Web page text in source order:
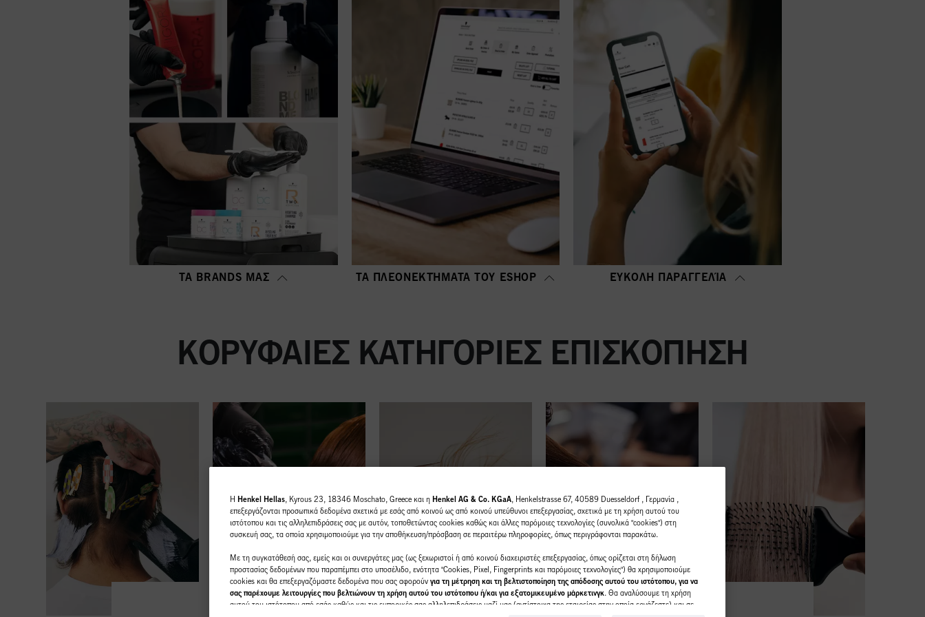
ΤΑ BRANDS ΜΑΣ ΤΑ ΠΛΕΟΝΕΚΤΉΜΑΤΑ ΤΟΥ ΕSHOP ΕΎΚΟΛΗ ΠΑΡΑΓΓΕΛΊΑ
ΚΟΡΥΦΑΊΕΣ ΚΑΤΗΓΟΡΊΕΣ ΕΠΙΣΚΌΠΗΣΗ
H Henkel Hellas, Kyrous 23, 18346 Moschato, Greece και η Henkel AG & Co. KGaA, Henkelstrasse 67, 40589 Duesseldorf , Γερμανία ,
επεξεργάζονται προσωπικά δεδομένα σχετικά με εσάς από κοινού ως από κοινού υπεύθυνοι επεξεργασίας, σχετικά με τη χρήση αυτού του
ιστότοπου και τις αλληλεπιδράσεις σας με αυτόν, τοποθετώντας cookies καθώς και άλλες παρόμοιες τεχνολογίες (συνολικά "cookies") στη
συσκευή σας, τα οποία χρησιμοποιούμε για την αποθήκευση/πρόσβαση σε περαιτέρω πληροφορίες, όπως περιγράφονται παρακάτω.
Με τη συγκατάθεσή σας, εμείς και οι συνεργάτες μας (ως ξεχωριστοί ή από κοινού διαχειριστές επεξεργασίας, όπως ορίζεται στη δήλωση
προστασίας δεδομένων που παραπέμπει στο υποσέλιδο, ενότητα "Cookies, Pixel, Fingerprints και παρόμοιες τεχνολογίες") θα χρησιμοποιούμε
cookies και θα επεξεργαζόμαστε δεδομένα που σας αφορούν για τη μέτρηση και τη βελτιστοποίηση της απόδοσης αυτού του ιστότοπου, για να
σας παρέχουμε λειτουργίες που βελτιώνουν τη χρήση αυτού του ιστότοπου ή/και για εξατομικευμένο μάρκετινγκ. Θα αναλύσουμε τη χρήση
αυτού του ιστότοπου από εσάς καθώς και τις εμπορικές σας αλληλεπιδράσεις μαζί μας (αντίστοιχα της εταιρείας στην οποία εργάζεστε) και σε